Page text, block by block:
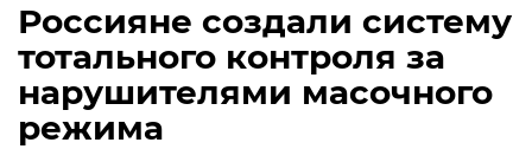
Россияне создали систему
тотального контроля за
нарушителями масочного
режима